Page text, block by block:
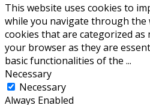
This website uses cookies to
while you navigate through the
cookies that are categorized as
your browser as they are
basic functionalities of the ...
Necessary
Necessary
Always Enabled